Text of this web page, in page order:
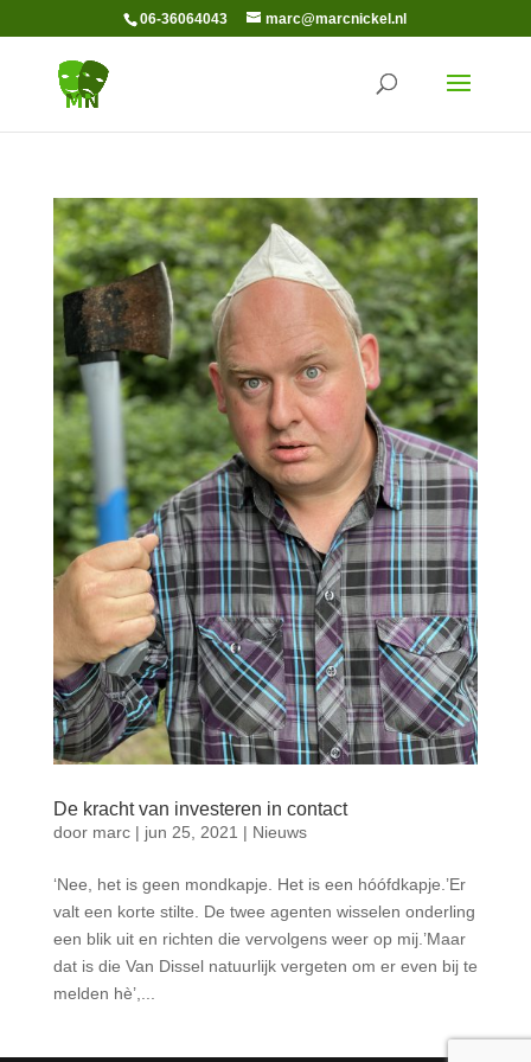
06-36064043 marc@marcnickel.nl
De kracht van investeren in contact
door marc| jun 25, 2021 | Nieuws
‘Nee, het is geen mondkapje. Het is een hóófdkapje.’Er
valt een korte stilte. De twee agenten wisselen onderling
een blik uit en richten die vervolgens weer op mij.’Maar
dat is die Van Dissel natuurlijk vergeten om er even bij te
melden hè’,...